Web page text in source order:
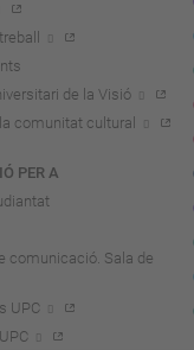
de la Visió
comunitat cultural
PER A
comunicació. Sala de
UPC